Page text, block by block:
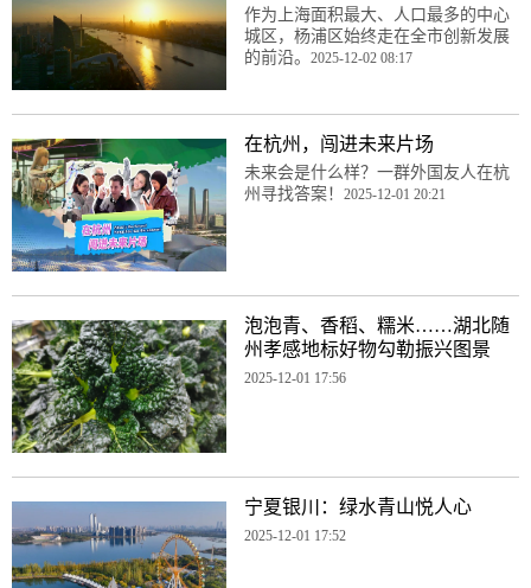
作为上海面积最大、人口最多的中心
城区，杨浦区始终走在全市创新发展
的前沿。 2025-12-02 08:17
在杭州，闯进未来片场
未来会是什么样？一群外国友人在杭
州寻找答案！ 2025-12-01 20:21
泡泡青、香稻、糯米……湖北随
州孝感地标好物勾勒振兴图景
2025-12-01 17:56
宁夏银川：绿水青山悦人心
2025-12-01 17:52